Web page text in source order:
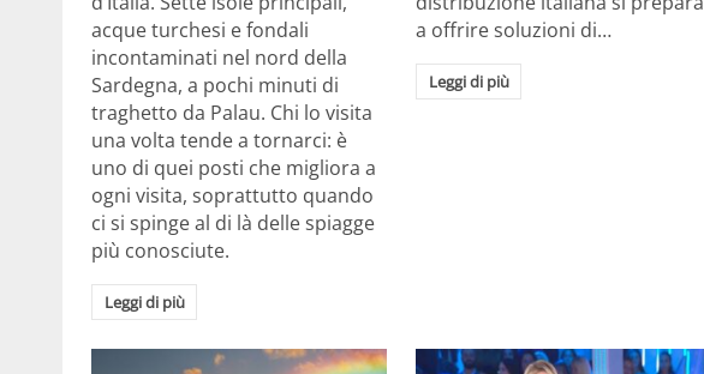
acque turchesi e fondali
incontaminati nel nord della
Sardegna, a pochi minuti di
traghetto da Palau. Chi lo visita
una volta tende a tornarci: è
uno di quei posti che migliora a
ogni visita, soprattutto quando
ci si spinge al di là delle spiagge
più conosciute.
Leggi di più
a offrire soluzioni di…
Leggi di più